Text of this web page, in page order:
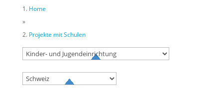
Home
»
Projekte mit Schulen